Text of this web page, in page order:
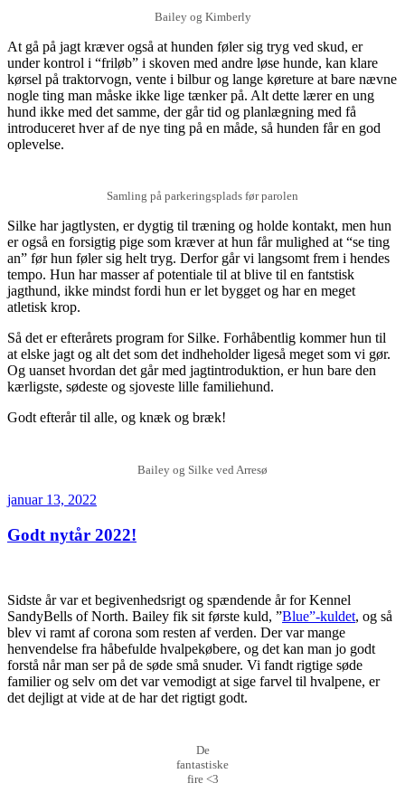
Bailey og Kimberly
At gå på jagt kræver også at hunden føler sig tryg ved skud, er
under kontrol i “friløb” i skoven med andre løse hunde, kan klare
kørsel på traktorvogn, vente i bilbur og lange køreture at bare nævne
nogle ting man måske ikke lige tænker på. Alt dette lærer en ung
hund ikke med det samme, der går tid og planlægning med få
introduceret hver af de nye ting på en måde, så hunden får en god
oplevelse.
Samling på parkeringsplads før parolen
Silke har jagtlysten, er dygtig til træning og holde kontakt, men hun
er også en forsigtig pige som kræver at hun får mulighed at “se ting
an” før hun føler sig helt tryg. Derfor går vi langsomt frem i hendes
tempo. Hun har masser af potentiale til at blive til en fantstisk
jagthund, ikke mindst fordi hun er let bygget og har en meget
atletisk krop.
Så det er efterårets program for Silke. Forhåbentlig kommer hun til
at elske jagt og alt det som det indheholder ligeså meget som vi gør.
Og uanset hvordan det går med jagtintroduktion, er hun bare den
kærligste, sødeste og sjoveste lille familiehund.
Godt efterår til alle, og knæk og bræk!
Bailey og Silke ved Arresø
Udgivet
januar 13, 2022
Godt nytår 2022!
Sidste år var et begivenhedsrigt og spændende år for Kennel
SandyBells of North. Bailey fik sit første kuld, ”Blue”-kuldet, og så
blev vi ramt af corona som resten af verden. Der var mange
henvendelse fra håbefulde hvalpekøbere, og det kan man jo godt
forstå når man ser på de søde små snuder. Vi fandt rigtige søde
familier og selv om det var vemodigt at sige farvel til hvalpene, er
det dejligt at vide at de har det rigtigt godt.
De
fantastiske
fire <3